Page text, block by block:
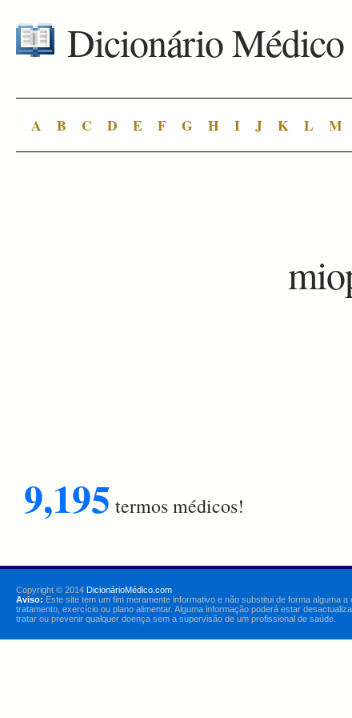
Dicionário Médico
A B C D E F G H I J K L M
9,195 termos médicos!
Copyright © 2014 DicionárioMédico.com
Aviso: Este site tem um fim meramente informativo e não substitui de forma alguma
tratamento, exercício ou plano alimentar. Alguma informação poderá estar
tratar ou prevenir qualquer doença sem a supervisão de um profissional de saúde.